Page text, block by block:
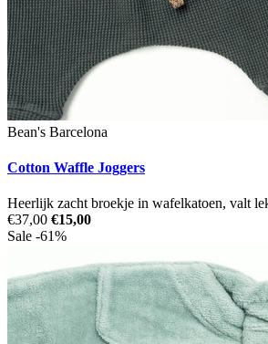
Bean's Barcelona
Cotton Waffle Joggers
Heerlijk zacht broekje in wafelkatoen, valt
€37,00 €15,00
Sale -61%